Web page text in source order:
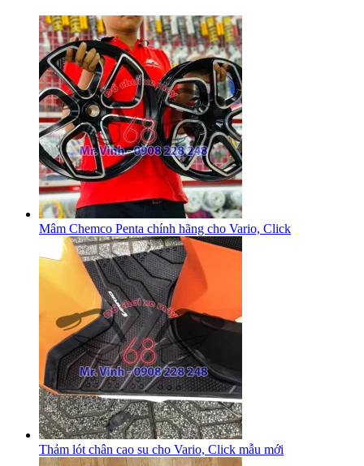
Mâm Chemco Penta chính hãng cho Vario, Click
Thảm lót chân cao su cho Vario, Click mẫu mới